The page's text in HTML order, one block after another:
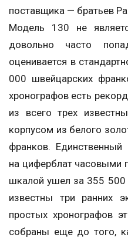
поставщика — братьев
Модель 130 не
довольно часто
оценивается в
000 швейцарских
хронографов есть
из всего трех
корпусом из белого
франков.
на циферблат часовыми
шкалой ушел за 355 500
известны три ранних
простых хронографов
собраны еще до того,